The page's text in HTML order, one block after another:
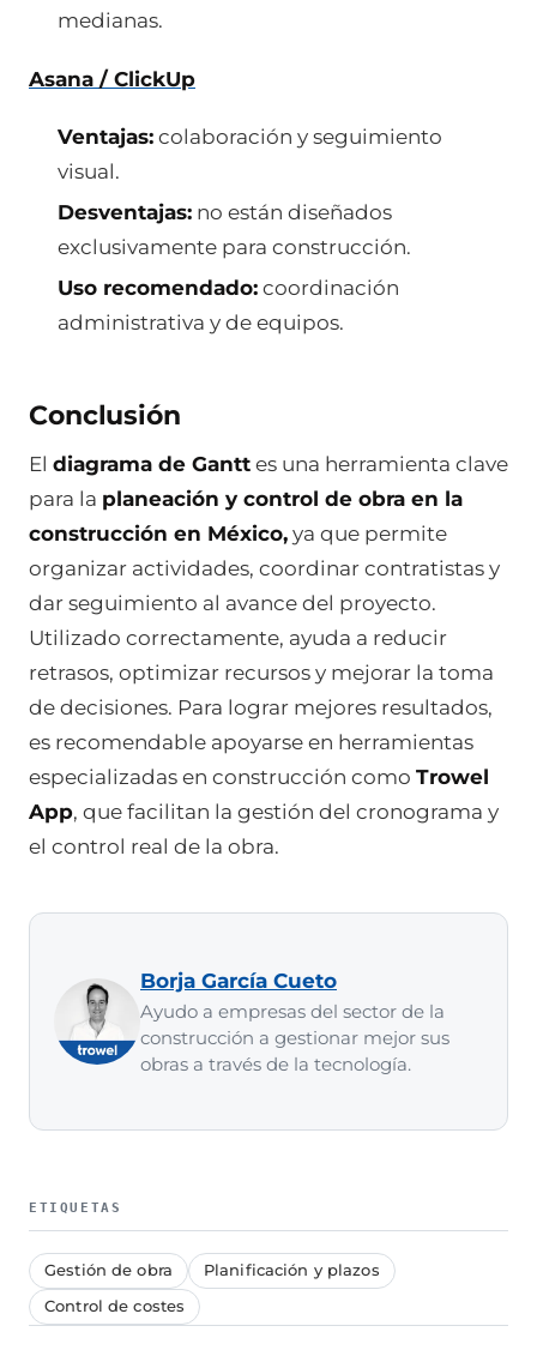
medianas.
Asana / ClickUp
Ventajas:colaboración y seguimiento
visual.
Desventajas:no están diseñados
exclusivamente para construcción.
Uso recomendado:coordinación
administrativa y de equipos.
Conclusión
El diagrama de Gantt es una herramienta clave
para la planeación y control de obra en la
construcción en México, ya que permite
organizar actividades, coordinar contratistas y
dar seguimiento al avance del proyecto.
Utilizado correctamente, ayuda a reducir
retrasos, optimizar recursos y mejorar la toma
de decisiones. Para lograr mejores resultados,
es recomendable apoyarse en herramientas
especializadas en construcción como Trowel
App, que facilitan la gestión del cronograma y
el control real de la obra.
Borja García Cueto
Ayudo a empresas del sector de la
construcción a gestionar mejor sus
obras a través de la tecnología.
ETIQUETAS
Gestión de obra
Planificación y plazos
Control de costes